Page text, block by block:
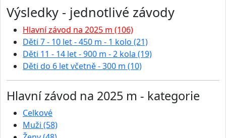
Výsledky - jednotlivé závody
Hlavní závod na 2025 m (106)
Děti 7 - 10 let - 450 m - 1 kolo (21)
Děti 11 - 14 let - 900 m - 2 kola (19)
Děti do 6 let včetně - 300 m (10)
Hlavní závod na 2025 m - kategorie
Celkové
Muži (58)